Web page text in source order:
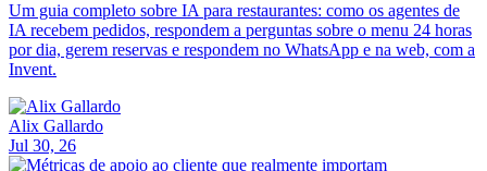
Um guia completo sobre IA para restaurantes: como os agentes de
IA recebem pedidos, respondem a perguntas sobre o menu 24 horas
por dia, gerem reservas e respondem no WhatsApp e na web, com a
Invent.
Alix Gallardo
Jul 30, 26